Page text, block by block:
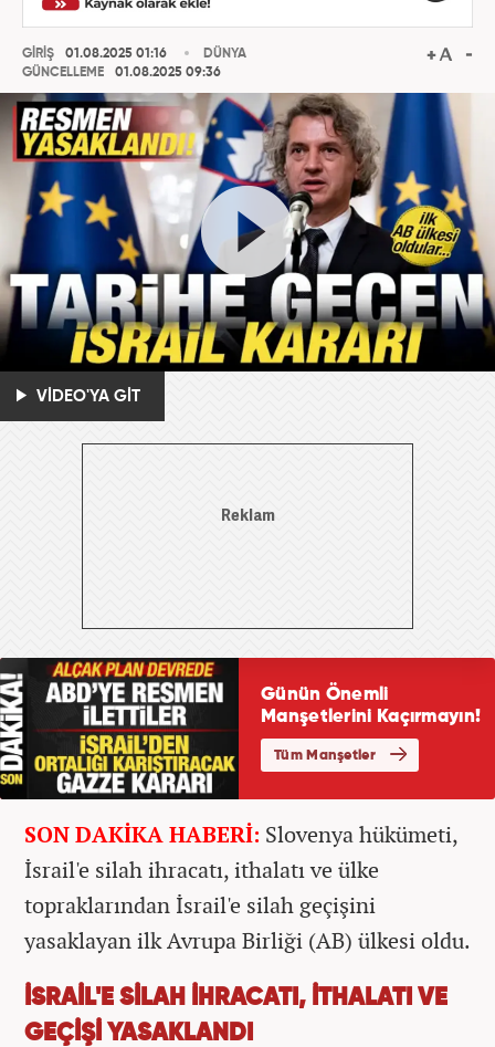
GİRİŞ
01.08.2025 01:16
GÜNCELLEME
01.08.2025 09:36
DÜNYA
VİDEO'YA GİT
SON DAKİKA HABERİ: Slovenya hükümeti,
İsrail'e silah ihracatı, ithalatı ve ülke
topraklarından İsrail'e silah geçişini
yasaklayan ilk Avrupa Birliği (AB) ülkesi oldu.
İSRAİL'E SİLAH İHRACATI, İTHALATI VE
GEÇİŞİ YASAKLANDI